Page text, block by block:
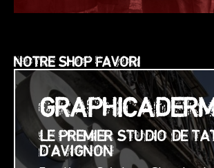
NOTRE SHOP FAVORI
LE PREMIER STUDIO DE
D'AVIGNON